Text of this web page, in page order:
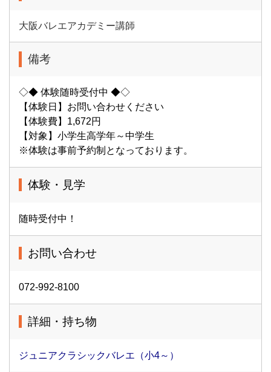
大阪バレエアカデミー講師
備考
◇◆ 体験随時受付中 ◆◇
【体験日】お問い合わせください
【体験費】1,672円
【対象】小学生高学年～中学生
※体験は事前予約制となっております。
体験・見学
随時受付中！
お問い合わせ
072-992-8100
詳細・持ち物
ジュニアクラシックバレエ（小4～）